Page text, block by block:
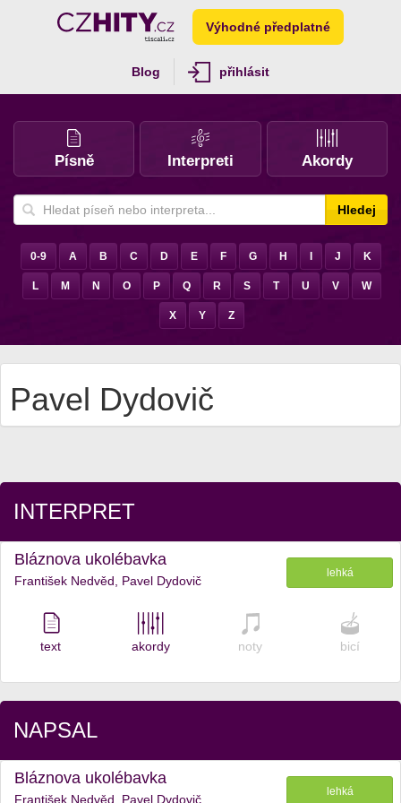
Výhodné předplatné
Blog přihlásit
Písně Interpreti Akordy
Hledej
0-9 A B C D E F G H J K
L M N O P Q R S T U V W
X Y Z
Pavel Dydovič
INTERPRET
Bláznova ukolébavka
František Nedvěd, Pavel Dydovič
lehká
text akordy noty bicí
NAPSAL
Bláznova ukolébavka
František Nedvěd, Pavel Dydovič
lehká